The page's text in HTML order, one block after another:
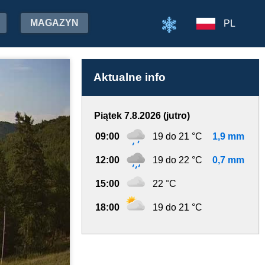
MAGAZYN PL
Aktualne info
Piątek 7.8.2026 (jutro)
09:00 19 do 21 °C 1,9 mm
12:00 19 do 22 °C 0,7 mm
15:00 22 °C
18:00 19 do 21 °C